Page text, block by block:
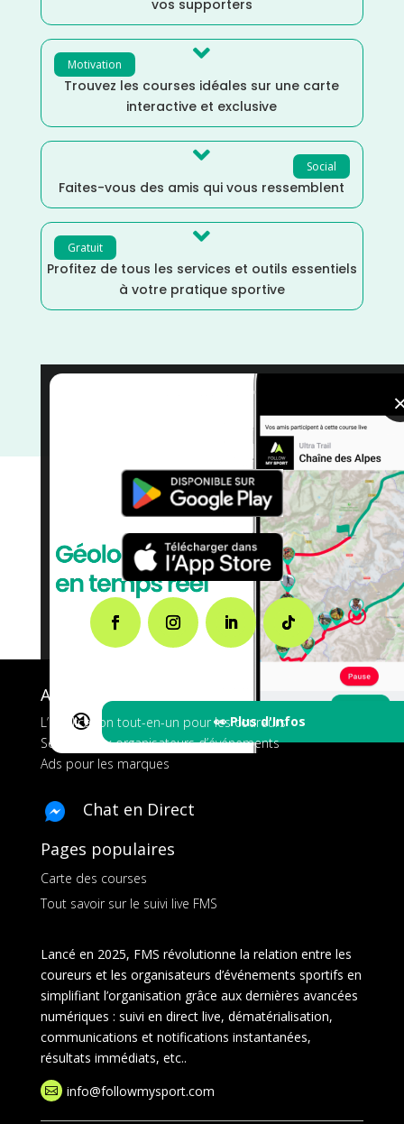
vos supporters
Motivation 
Trouvez les courses idéales sur une carte
interactive et exclusive
Social

Faites-vous des amis qui vous ressemblent
Gratuit 
Profitez de tous les services et outils essentiels
à votre pratique sportive
🔇 👀 Plus d'Infos
Dénivelé Faible/courses/
A propos de FMS
L’application tout-en-un pour les coureurs
Services aux organisateurs d’événements
Ads pour les marques
Chat en Direct
Pages populaires
Carte des courses
Tout savoir sur le suivi live FMS
Lancé en 2025, FMS révolutionne la relation entre les
coureurs et les organisateurs d’événements sportifs en
simplifiant l’organisation grâce aux dernières avancées
numériques : suivi en direct live, dématérialisation,
communications et notifications instantanées,
résultats immédiats, etc..
 info@followmysport.com